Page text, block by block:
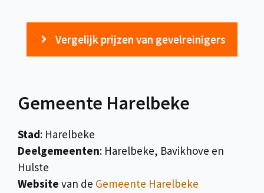
Vergelijk prijzen van gevelreinigers
Gemeente Harelbeke
Stad: Harelbeke
Deelgemeenten: Harelbeke, Bavikhove en
Hulste
Website van de Gemeente Harelbeke